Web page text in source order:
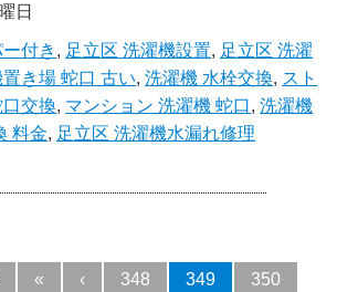
日
付き , 足立区 洗濯機設置, 足立区 洗濯
き場 蛇口 古い,洗濯機 水栓交換, スト
口交換, マンション 洗濯機 蛇口,洗濯機
料金, 足立区 洗濯機水漏れ修理
« ‹ 348 349 350